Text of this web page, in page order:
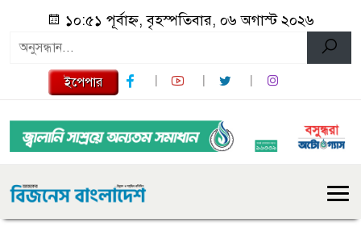
১০:৫১ পূর্বাহ্ন, বৃহস্পতিবার, ০৬ অগাস্ট ২০২৬
ইপেপার